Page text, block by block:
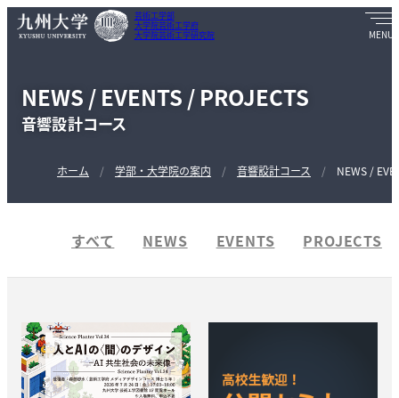
芸術工学部
大学院芸術工学府
大学院芸術工学研究院
NEWS / EVENTS / PROJECTS
音響設計コース
ホーム 学部・大学院の案内 音響設計コース NEWS /
すべて NEWS EVENTS PROJECTS